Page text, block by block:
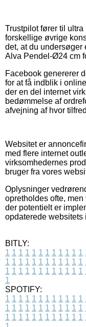
Trustpilot fører til
forskellige øvrige
det, at du undersøger
Alva Pendel-Ø24 cm
Facebook genererer
for at få indblik i
der en del internet
bedømmelse af
afvejning af hvor
Websitet er
med flere internet
virksomhedernes
bruger fra vores
Oplysninger
opretholdes ofte,
der potentielt er
opdaterede websitets
BITLY:
1 1 1 1 1 1 1 1 1 1 1 1
1 1 1 1 1 1 1 1 1 1 1 1
1 1 1 1 1 1 1 1 1 1 1 1
1
SPOTIFY:
1 1 1 1 1 1 1 1 1 1 1 1
1 1 1 1 1 1 1 1 1 1 1 1
1 1 1 1 1 1 1 1 1 1 1 1